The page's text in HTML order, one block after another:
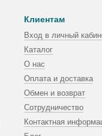
Клиентам
Вход в личный
Каталог
О нас
Оплата и доставка
Обмен и возврат
Сотрудничество
Контактная